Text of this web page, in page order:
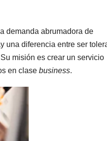
demanda abrumadora de
una diferencia entre ser
misión es crear un servicio
en clase business.